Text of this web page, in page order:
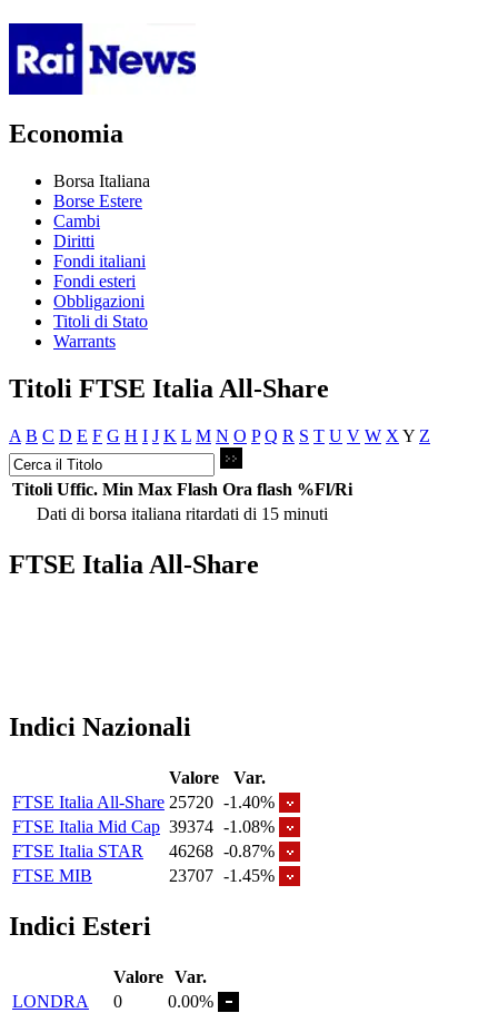
Economia
Borsa Italiana
Borse Estere
Cambi
Diritti
Fondi italiani
Fondi esteri
Obbligazioni
Titoli di Stato
Warrants
Titoli FTSE Italia All-Share
A B C D E F G H I J K L M N O P Q R S T U V W X Y Z
Titoli Uffic. Min Max Flash Ora flash %Fl/Ri
Dati di borsa italiana ritardati di 15 minuti
FTSE Italia All-Share
Indici Nazionali
Valore
Var.
FTSE Italia All-Share 25720 -1.40%
FTSE Italia Mid Cap 39374 -1.08%
FTSE Italia STAR
46268 -0.87%
FTSE MIB
23707 -1.45%
Indici Esteri
Valore Var.
LONDRA
0
0.00%